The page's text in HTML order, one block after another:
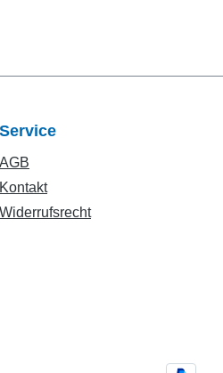
Service
AGB
Kontakt
Widerrufsrecht